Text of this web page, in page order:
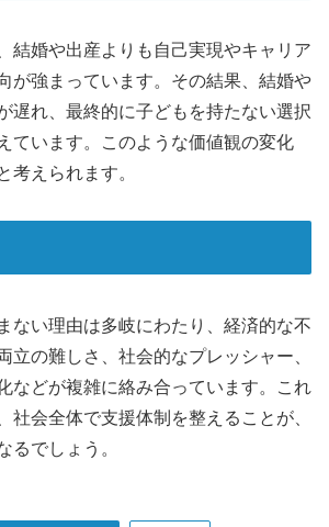
結婚や出産よりも自己実現やキャリア
が強まっています。その結果、結婚や
遅れ、最終的に子どもを持たない選択
ています。このような価値観の変化
考えられます。
ない理由は多岐にわたり、経済的な不
立の難しさ、社会的なプレッシャー、
などが複雑に絡み合っています。これ
社会全体で支援体制を整えることが、
るでしょう。